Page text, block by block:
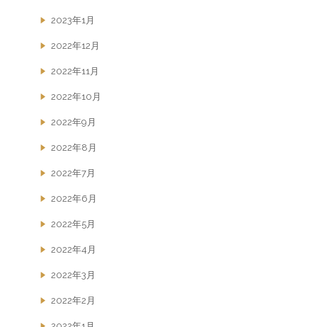
2023年1月
2022年12月
2022年11月
2022年10月
2022年9月
2022年8月
2022年7月
2022年6月
2022年5月
2022年4月
2022年3月
2022年2月